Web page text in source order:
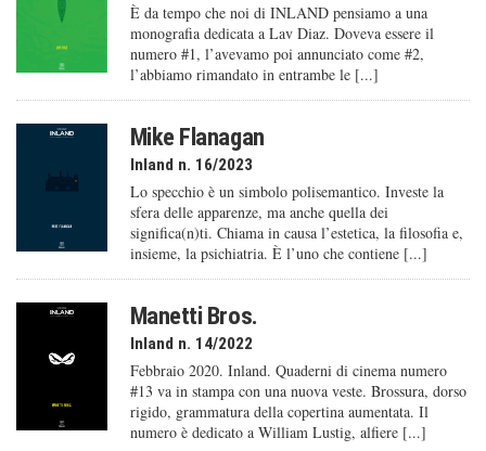
È da tempo che noi di INLAND pensiamo a una
monografia dedicata a Lav Diaz. Doveva essere il
numero #1, l’avevamo poi annunciato come #2,
l’abbiamo rimandato in entrambe le [...]
Mike Flanagan
Inland n. 16/2023
Lo specchio è un simbolo polisemantico. Investe la
sfera delle apparenze, ma anche quella dei
significa(n)ti. Chiama in causa l’estetica, la filosofia e,
insieme, la psichiatria. È l’uno che contiene [...]
Manetti Bros.
Inland n. 14/2022
Febbraio 2020. Inland. Quaderni di cinema numero
#13 va in stampa con una nuova veste. Brossura, dorso
rigido, grammatura della copertina aumentata. Il
numero è dedicato a William Lustig, alfiere [...]